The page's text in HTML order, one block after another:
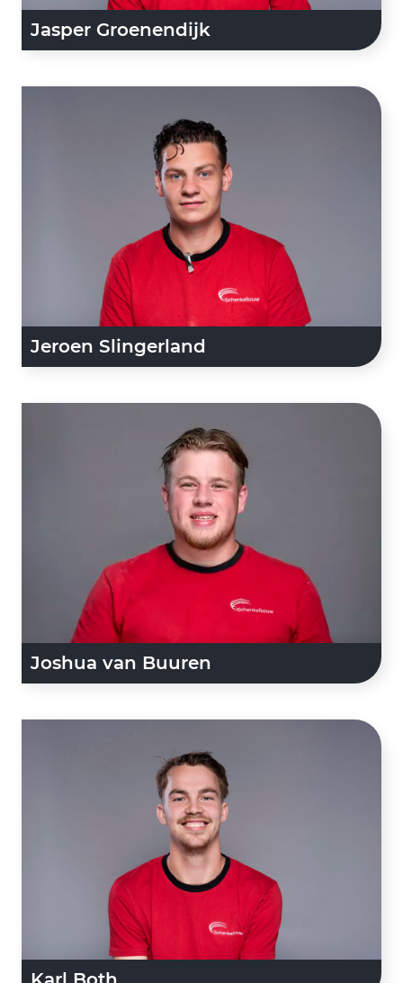
Jasper Groenendijk
Jeroen Slingerland
Joshua van Buuren